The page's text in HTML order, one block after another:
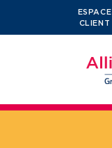
ESPACE
CLIENT